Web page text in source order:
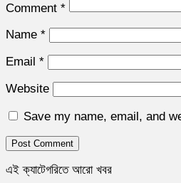
Comment *
Name *
Email *
Website
Save my name, email, and
এই ক্যাটেগরিতে আরো খবর